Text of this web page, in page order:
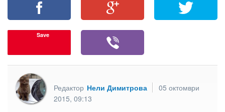
Save
Редактор Нели Димитрова
05 октомври
2015, 09:13